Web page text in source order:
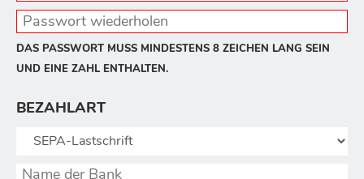
DAS PASSWORT MUSS MINDESTENS 8 ZEICHEN LANG SEIN
UND EINE ZAHL ENTHALTEN.
BEZAHLART